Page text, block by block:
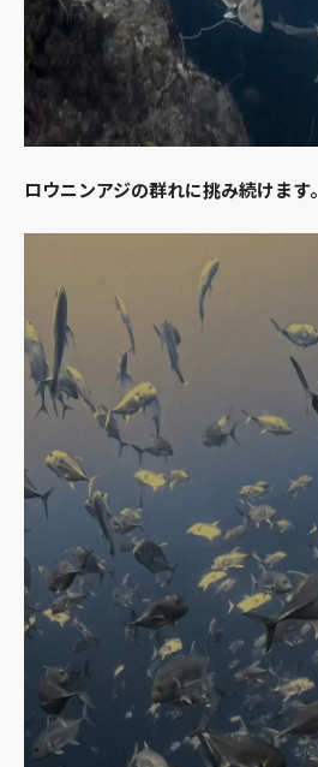
ロウニンアジの群れに挑み続けます。